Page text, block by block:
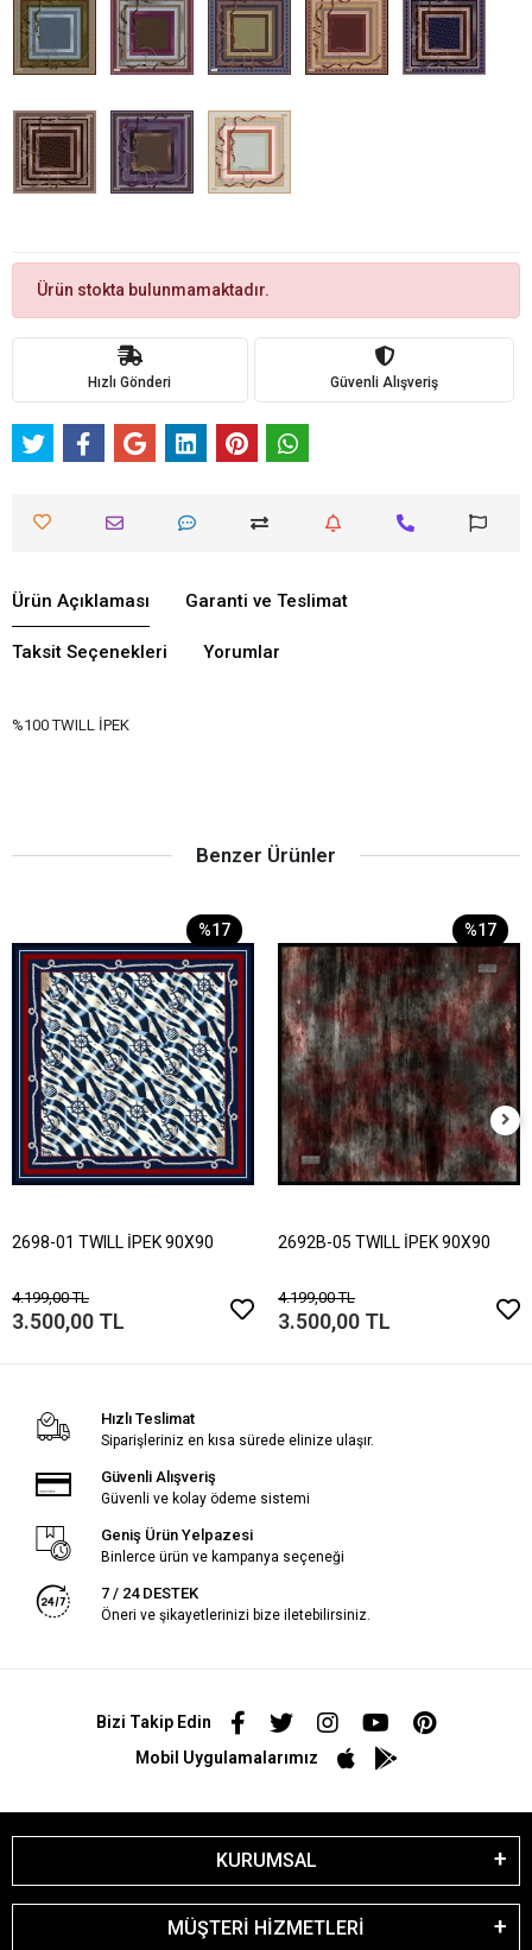
Ürün stokta bulunmamaktadır.
Hızlı Gönderi Güvenli Alışveriş
Ürün Açıklaması Garanti ve Teslimat
Taksit Seçenekleri Yorumlar
%100 TWILL İPEK
Benzer Ürünler
%17
2698-01 TWILL İPEK 90X90
4.199,00 TL
3.500,00 TL
%17
2692B-05 TWILL İPEK 90X90
4.199,00 TL
3.500,00 TL
Hızlı Teslimat
Siparişleriniz en kısa sürede elinize ulaşır.
Güvenli Alışveriş
Güvenli ve kolay ödeme sistemi
Geniş Ürün Yelpazesi
Binlerce ürün ve kampanya seçeneği
7 / 24 DESTEK
Öneri ve şikayetlerinizi bize iletebilirsiniz.
Bizi Takip Edin
Mobil Uygulamalarımız
KURUMSAL
MÜŞTERİ HİZMETLERİ